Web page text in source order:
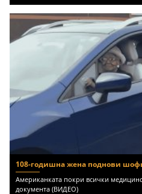
108-годишна жена поднови
Американката покри всички
документа (ВИДЕО)